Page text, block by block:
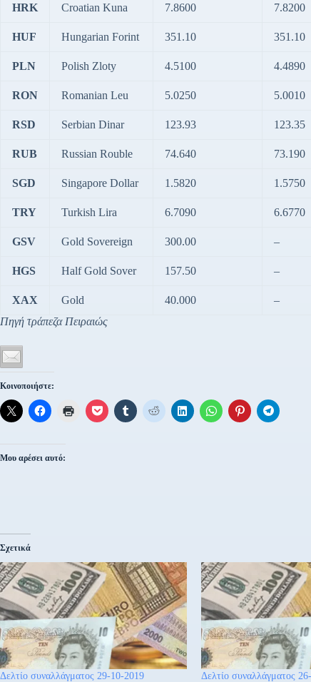
HRK Croatian Kuna 7.8600 7.8200
HUF Hungarian Forint 351.10 351.10
PLN Polish Zloty 4.5100 4.4890
RON Romanian Leu 5.0250 5.0010
RSD Serbian Dinar 123.93 123.35
RUB Russian Rouble 74.640 73.190
SGD Singapore Dollar 1.5820 1.5750
TRY Turkish Lira 6.7090 6.6770
GSV Gold Sovereign 300.00 –
HGS Half Gold Sover 157.50 –
XAX Gold 40.000 –
Πηγή τράπεζα Πειραιώς
Κοινοποιήστε:
Μου αρέσει αυτό:
Σχετικά
Δελτίο συναλλάγματος 29-10-2019 Δελτίο συναλλάγματος